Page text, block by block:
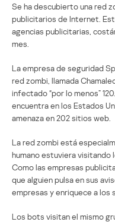
Se ha descubierto una red
publicitarios de Internet.
agencias publicitarias,
mes.
La empresa de seguridad
red zombi, llamada
infectado “por lo menos”
encuentra en los Estados
amenaza en 202 sitios web.
La red zombi está
humano estuviera visitando
Como las empresas
que alguien pulsa en sus
empresas y enriquece a los
Los bots visitan el mismo